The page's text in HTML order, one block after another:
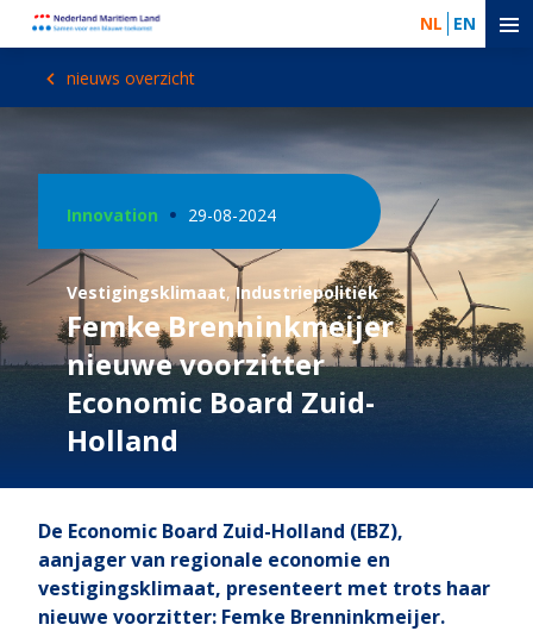
NL EN
nieuws overzicht
Innovation 29-08-2024
Vestigingsklimaat,Industriepolitiek
Femke Brenninkmeijer
nieuwe voorzitter
Economic Board Zuid-
Holland
De Economic Board Zuid-Holland (EBZ),
aanjager van regionale economie en
vestigingsklimaat, presenteert met trots haar
nieuwe voorzitter: Femke Brenninkmeijer.